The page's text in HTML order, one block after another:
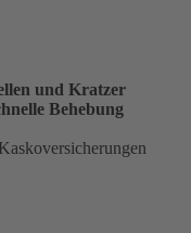
und Kratzer
Behebung